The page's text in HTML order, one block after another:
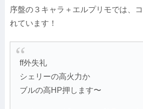
序盤の３キャラ＋エルプリモでは、
れています！
ff外失礼
シェリーの高火力か
ブルの高HP押します〜